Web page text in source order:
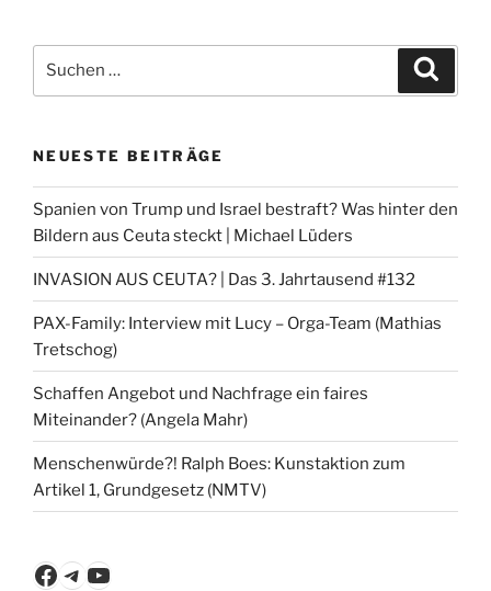
nach:
NEUESTE BEITRÄGE
Spanien von Trump und Israel bestraft? Was hinter den
Bildern aus Ceuta steckt | Michael Lüders
INVASION AUS CEUTA? | Das 3. Jahrtausend #132
PAX-Family: Interview mit Lucy – Orga-Team (Mathias
Tretschog)
Schaffen Angebot und Nachfrage ein faires
Miteinander? (Angela Mahr)
Menschenwürde?! Ralph Boes: Kunstaktion zum
Artikel 1, Grundgesetz (NMTV)
Facebook
Telegram
YouTube